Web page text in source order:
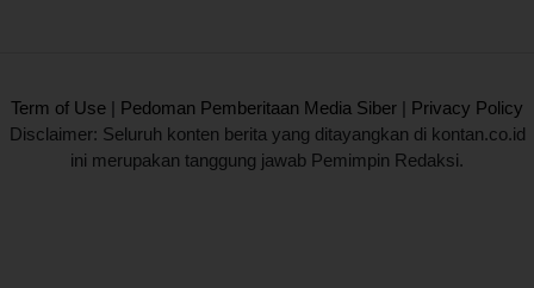
Term of Use | Pedoman Pemberitaan Media Siber | Privacy Policy
Disclaimer: Seluruh konten berita yang ditayangkan di kontan.co.id
ini merupakan tanggung jawab Pemimpin Redaksi.